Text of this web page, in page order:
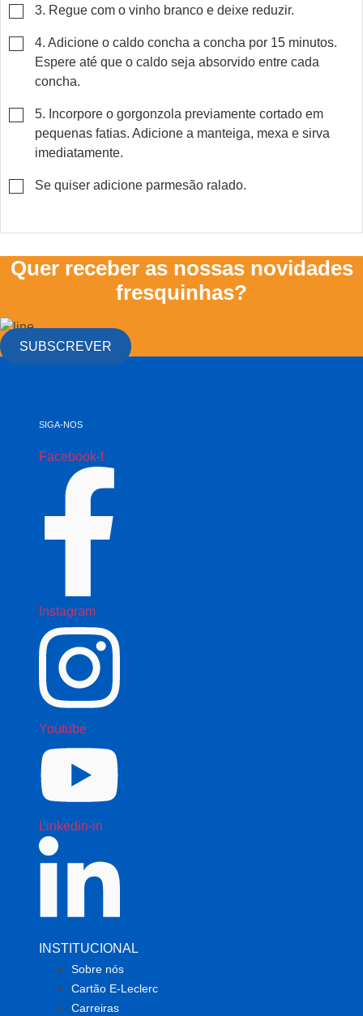
▢
3. Regue com o vinho branco e deixe reduzir.
▢
4. Adicione o caldo concha a concha por 15 minutos.
Espere até que o caldo seja absorvido entre cada
concha.
▢
5. Incorpore o gorgonzola previamente cortado em
pequenas fatias. Adicione a manteiga, mexa e sirva
imediatamente.
▢
Se quiser adicione parmesão ralado.
Quer receber as nossas novidades
fresquinhas?
SUBSCREVER
SIGA-NOS
Facebook-f
Instagram
Youtube
Linkedin-in
INSTITUCIONAL
Sobre nós
Cartão E-Leclerc
Carreiras